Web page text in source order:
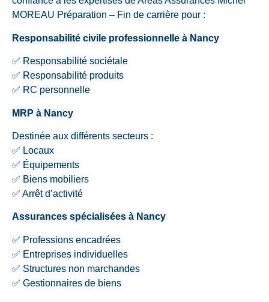
MOREAU Préparation – Fin de carrière pour :
Responsabilité civile professionnelle à Nancy
✅ Responsabilité sociétale
✅ Responsabilité produits
✅ RC personnelle
MRP à Nancy
Destinée aux différents secteurs :
✅ Locaux
✅ Équipements
✅ Biens mobiliers
✅ Arrêt d’activité
Assurances spécialisées à Nancy
✅ Professions encadrées
✅ Entreprises individuelles
✅ Structures non marchandes
✅ Gestionnaires de biens